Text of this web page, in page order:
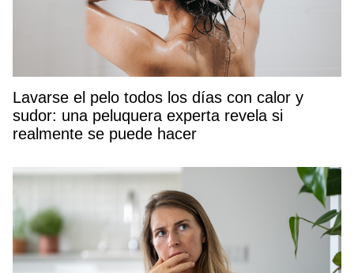
Lavarse el pelo todos los días con calor y
sudor: una peluquera experta revela si
realmente se puede hacer